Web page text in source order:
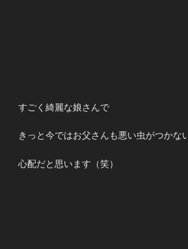
すごく綺麗な娘さんで
きっと今ではお父さんも悪い虫がつかな
心配だと思います（笑）